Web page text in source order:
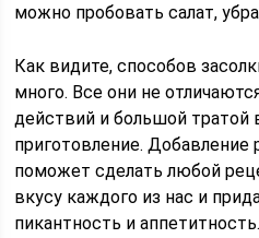
можно пробовать салат,
Как видите, способов
много. Все они не
действий и большой тратой
приготовление. Добавление
поможет сделать любой
вкусу каждого из нас и
пикантность и